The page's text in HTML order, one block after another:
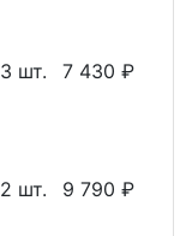
3 шт. 7 430 ₽
2 шт. 9 790 ₽